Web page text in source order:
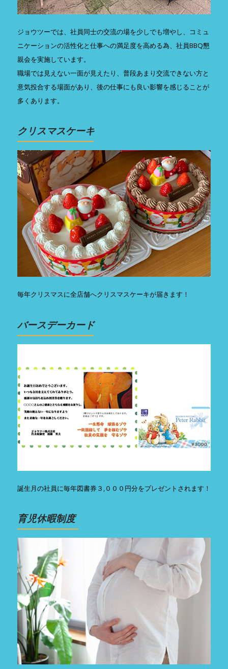
ジョウツーでは、社員同士の交流の場を少しでも増やし、コミュ
ニケーションの活性化と仕事への満足度を高める為、社員BBQ懇
親会を実施しています。
職場では見えない一面が見えたり、普段あまり交流できない方と
意気投合する場面があり、後の仕事にも良い影響を感じることが
多くあります。
クリスマスケーキ
毎年クリスマスに全店舗へクリスマスケーキが届きます！
バースデーカード
誕生月の社員に毎年図書券３,０００円分をプレゼントされます！
育児休暇制度